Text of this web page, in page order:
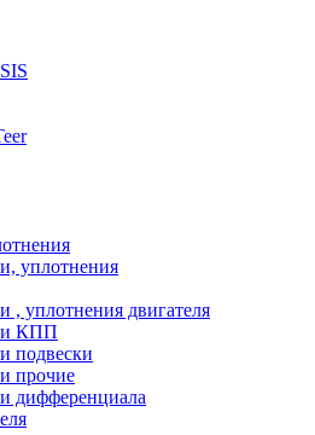
уплотнения
, уплотнения двигателя
КПП
подвески
прочие
дифференциала